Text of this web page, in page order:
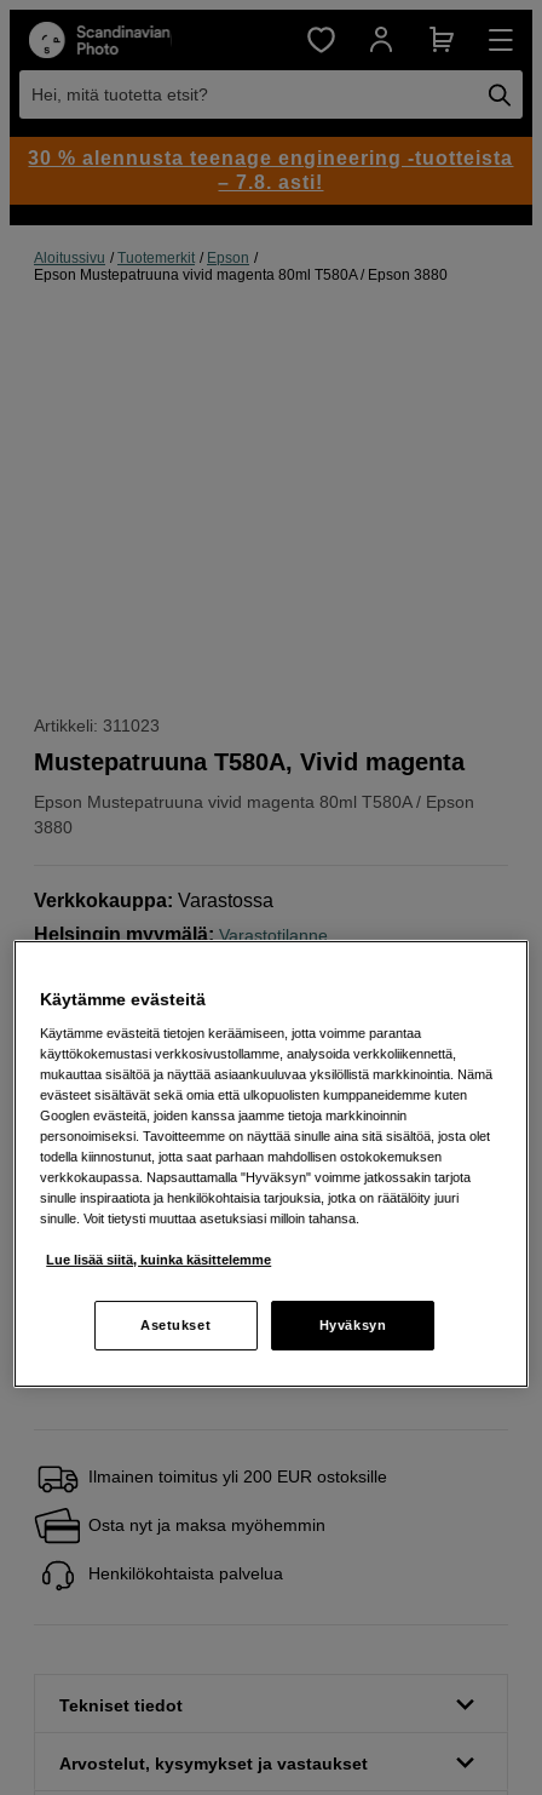
Hei, mitä tuotetta etsit?
Aloitussivu Tuotemerkit
Epson
Epson Mustepatruuna vivid magenta 80ml T580A / Epson 3880
Artikkeli: 311023
Epson Mustepatruuna vivid magenta 80ml T580A / Epson
3880
Mustepatruuna T580A, Vivid magenta
Verkkokauppa: Varastossa
Helsingin myymälä: Varastotilanne
69 EUR
Määrä
Lisää ostoskoriin
Maksa Svea-erämaksulla
Esimerkki: 36 kk, 2 EUR/kk, yhteensä 77 EUR, todellinen vuosikorko
19,07 %
saada maksuhäiriömerkinnän. Se voi vaikeuttaa asunnon vuokraamista,
liittymien tekemistä ja uusien lainojen saamista. Apua saat kuntasi talous- ja
Ilmainen toimitus yli 200 EUR ostoksille
Osta nyt ja maksa myöhemmin
Henkilökohtaista palvelua
Tekniset tiedot
Arvostelut, kysymykset ja vastaukset
30 % alennusta teenage engineering -tuotteista
– 7.8. asti!
Käytämme evästeitä
Käytämme evästeitä tietojen keräämiseen, jotta voimme parantaa
käyttökokemustasi verkkosivustollamme, analysoida verkkoliikennettä,
mukauttaa sisältöä ja näyttää asiaankuuluvaa yksilöllistä markkinointia. Nämä
evästeet sisältävät sekä omia että ulkopuolisten kumppaneidemme kuten
Googlen evästeitä, joiden kanssa jaamme tietoja markkinoinnin
personoimiseksi. Tavoitteemme on näyttää sinulle aina sitä sisältöä, josta olet
todella kiinnostunut, jotta saat parhaan mahdollisen ostokokemuksen
verkkokaupassa. Napsauttamalla "Hyväksyn" voimme jatkossakin tarjota
sinulle inspiraatiota ja henkilökohtaisia tarjouksia, jotka on räätälöity juuri
sinulle. Voit tietysti muuttaa asetuksiasi milloin tahansa.
Lue lisää siitä, kuinka käsittelemme
Asetukset Hyväksyn